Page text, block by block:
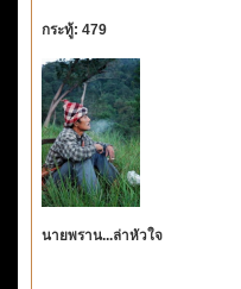
กระทู้: 479
นายพราน...ล่าหัวใจ